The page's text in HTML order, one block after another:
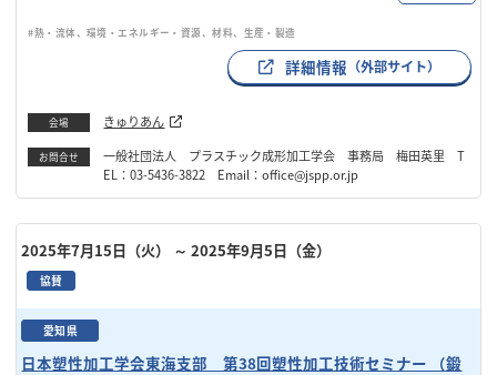
#熱・流体、環境・エネルギー・資源、材料、生産・製造
詳細情報 （外部サイト）
会場 きゅりあん
お問合せ
一般社団法人 プラスチック成形加工学会 事務局 梅田英里 T
EL：03-5436-3822 Email：office@jspp.or.jp
2025年7月15日（火） ～ 2025年9月5日（金）
協賛
愛知県
日本塑性加工学会東海支部 第38回塑性加工技術セミナー （鍛